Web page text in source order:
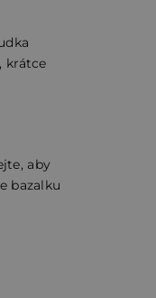
krátce
aby
bazalku